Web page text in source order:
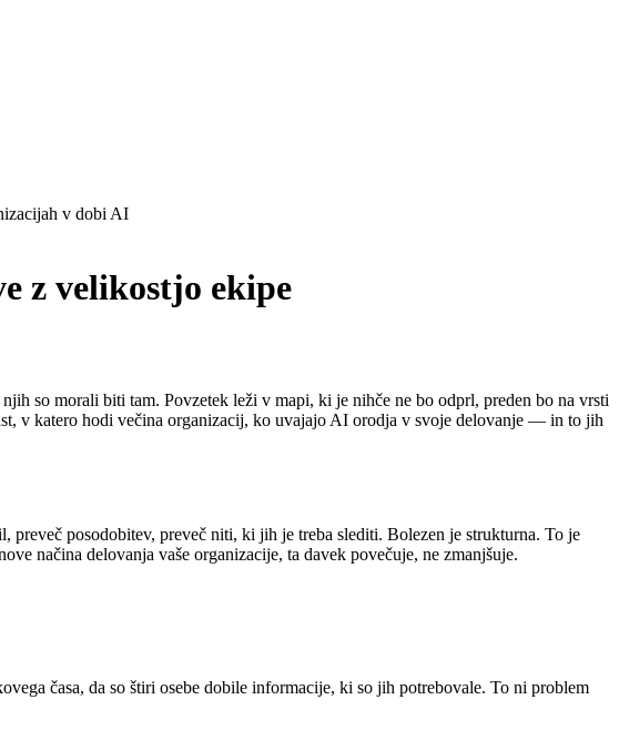
z velikostjo ekipe
so morali biti tam. Povzetek leži v mapi, ki je nihče ne bo odprl, preden bo na vrsti
v katero hodi večina organizacij, ko uvajajo AI orodja v svoje delovanje — in to jih
posodobitev, preveč niti, ki jih je treba slediti. Bolezen je strukturna. To je
načina delovanja vaše organizacije, ta davek povečuje, ne zmanjšuje.
časa, da so štiri osebe dobile informacije, ki so jih potrebovale. To ni problem